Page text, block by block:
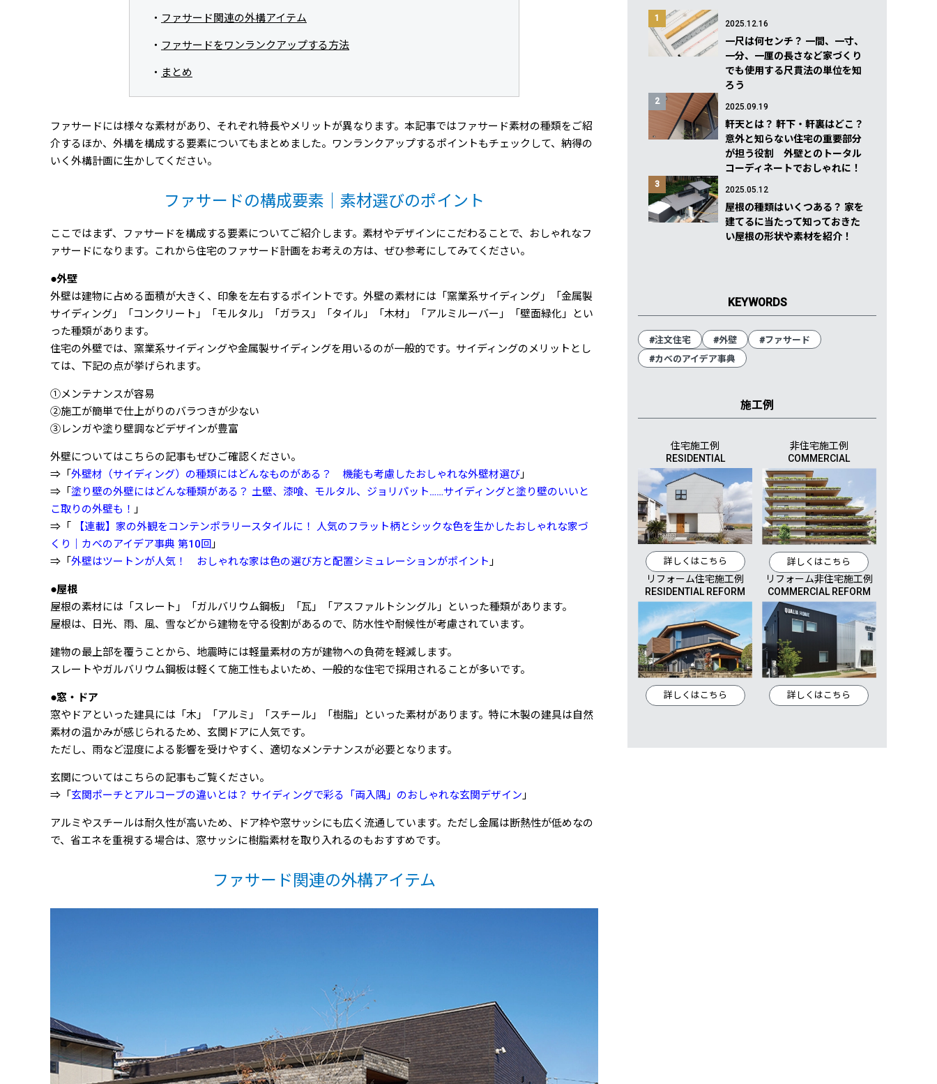
ファサード関連の外構アイテム
ファサードをワンランクアップする方法
まとめ
ファサードには様々な素材があり、それぞれ特長やメリットが異なります。本記事ではファサード素材の種類をご紹
介するほか、外構を構成する要素についてもまとめました。ワンランクアップするポイントもチェックして、納得の
いく外構計画に生かしてください。
ファサードの構成要素｜素材選びのポイント
ここではまず、ファサードを構成する要素についてご紹介します。素材やデザインにこだわることで、おしゃれなフ
ァサードになります。これから住宅のファサード計画をお考えの方は、ぜひ参考にしてみてください。
●外壁
外壁は建物に占める面積が大きく、印象を左右するポイントです。外壁の素材には「窯業系サイディング」「金属製
サイディング」「コンクリート」「モルタル」「ガラス」「タイル」「木材」「アルミルーバー」「壁面緑化」とい
った種類があります。
住宅の外壁では、窯業系サイディングや金属製サイディングを用いるのが一般的です。サイディングのメリットとし
ては、下記の点が挙げられます。
①メンテナンスが容易
②施工が簡単で仕上がりのバラつきが少ない
③レンガや塗り壁調などデザインが豊富
外壁についてはこちらの記事もぜひご確認ください。
⇒「 外壁材（サイディング）の種類にはどんなものがある？ 機能も考慮したおしゃれな外壁材選び 」
⇒「 塗り壁の外壁にはどんな種類がある？ 土壁、漆喰、モルタル、ジョリパット……サイディングと塗り壁のいいと
こ取りの外壁も！ 」
⇒「
【連載】家の外観をコンテンポラリースタイルに！ 人気のフラット柄とシックな色を生かしたおしゃれな家づ
くり｜カベのアイデア事典 第10回 」
⇒「 外壁はツートンが人気！ おしゃれな家は色の選び方と配置シミュレーションがポイント 」
●屋根
屋根の素材には「スレート」「ガルバリウム鋼板」「瓦」「アスファルトシングル」といった種類があります。
屋根は、日光、雨、風、雪などから建物を守る役割があるので、防水性や耐候性が考慮されています。
建物の最上部を覆うことから、地震時には軽量素材の方が建物への負荷を軽減します。
スレートやガルバリウム鋼板は軽くて施工性もよいため、一般的な住宅で採用されることが多いです。
●窓・ドア
窓やドアといった建具には「木」「アルミ」「スチール」「樹脂」といった素材があります。特に木製の建具は自然
素材の温かみが感じられるため、玄関ドアに人気です。
ただし、雨など湿度による影響を受けやすく、適切なメンテナンスが必要となります。
玄関についてはこちらの記事もご覧ください。
⇒「 玄関ポーチとアルコーブの違いとは？ サイディングで彩る「両入隅」のおしゃれな玄関デザイン 」
アルミやスチールは耐久性が高いため、ドア枠や窓サッシにも広く流通しています。ただし金属は断熱性が低めなの
で、省エネを重視する場合は、窓サッシに樹脂素材を取り入れるのもおすすめです。
ファサード関連の外構アイテム
1
2025.12.16
一尺は何センチ？ 一間、一寸、
一分、一厘の長さなど家づくり
でも使用する尺貫法の単位を知
ろう
2
2025.09.19
軒天とは？ 軒下・軒裏はどこ？
意外と知らない住宅の重要部分
が担う役割 外壁とのトータル
コーディネートでおしゃれに！
3
2025.05.12
屋根の種類はいくつある？ 家を
建てるに当たって知っておきた
い屋根の形状や素材を紹介！
KEYWORDS
#注文住宅 #外壁
#ファサード
#カベのアイデア事典
施工例
住宅施工例
RESIDENTIAL
詳しくはこちら
非住宅施工例
COMMERCIAL
詳しくはこちら
リフォーム住宅施工例
RESIDENTIAL REFORM
詳しくはこちら
リフォーム非住宅施工例
COMMERCIAL REFORM
詳しくはこちら